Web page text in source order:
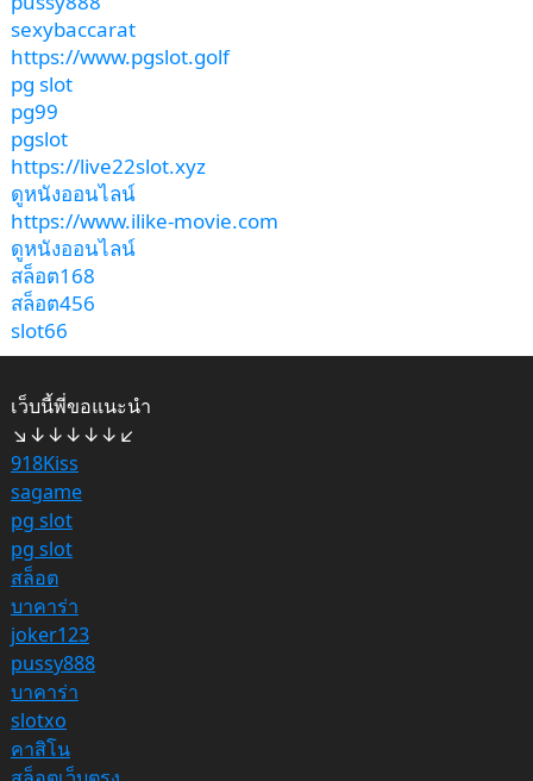
sexybaccarat
https://www.pgslot.golf
pg slot
pg99
pgslot
https://live22slot.xyz
ดูหนังออนไลน์
https://www.ilike-movie.com
ดูหนังออนไลน์
สล็อต168
สล็อต456
slot66
เว็บนี้พี่ขอแนะนำ
↘↓↓↓↓↓↙
918Kiss
sagame
pg slot
pg slot
สล็อต
บาคาร่า
joker123
pussy888
บาคาร่า
slotxo
คาสิโน